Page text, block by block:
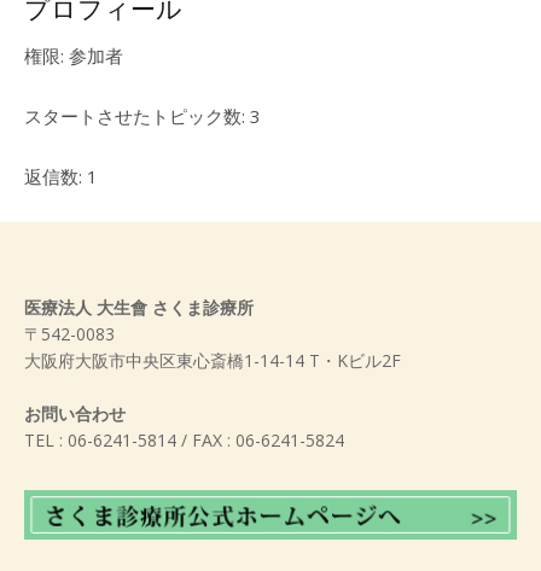
プロフィール
権限: 参加者
スタートさせたトピック数: 3
返信数: 1
医療法人 大生會 さくま診療所
〒542-0083
大阪府大阪市中央区東心斎橋1-14-14 T・Kビル2F
お問い合わせ
TEL : 06-6241-5814 / FAX : 06-6241-5824